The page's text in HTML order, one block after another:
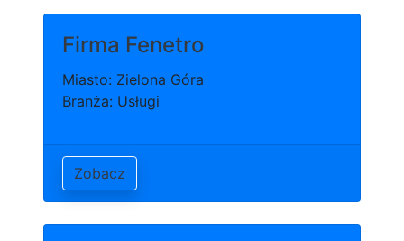
Firma Fenetro
Miasto: Zielona Góra
Branża: Usługi
Zobacz